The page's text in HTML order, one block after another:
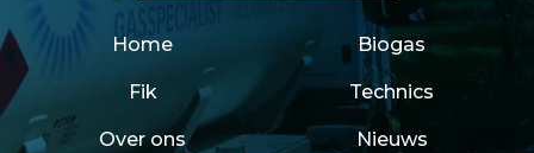
Home Biogas
Fik Technics
Over ons Nieuws